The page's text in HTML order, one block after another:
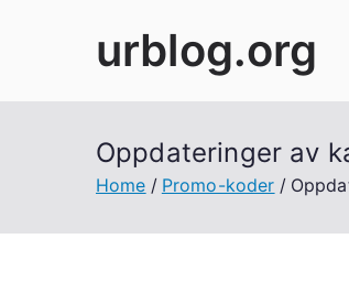
urblog.org
Oppdateringer av
Home Promo-koder